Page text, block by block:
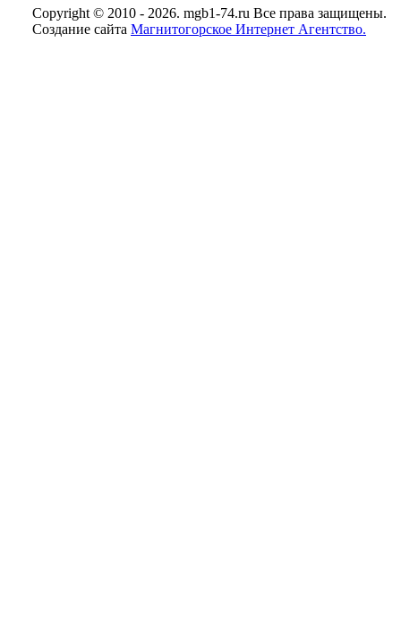
Copyright © 2010 - 2026. mgb1-74.ru Все права защищены.
Создание сайта Магнитогорское Интернет Агентство.